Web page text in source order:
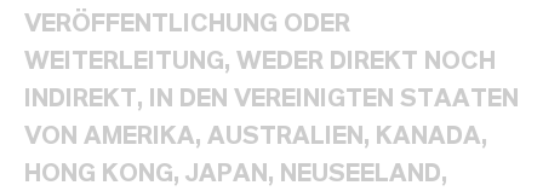
VERÖFFENTLICHUNG ODER
WEITERLEITUNG, WEDER DIREKT NOCH
INDIREKT, IN DEN VEREINIGTEN STAATEN
VON AMERIKA, AUSTRALIEN, KANADA,
HONG KONG, JAPAN, NEUSEELAND,